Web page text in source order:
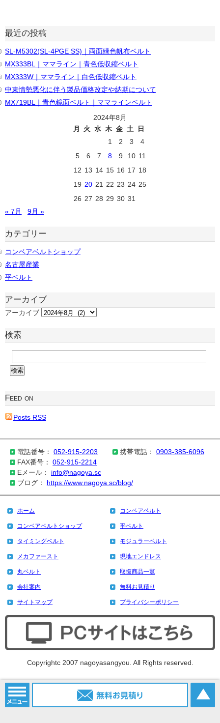
最近の投稿
SL-M5302(SL-4PGE SS)｜両面緑色帆布ベルト
MX333BL｜ママライン｜青色低収縮ベルト
MX333W｜ママライン｜白色低収縮ベルト
中東情勢悪化に伴う製品価格改定や納期について
MX719BL｜青色鏡面ベルト｜ママラインベルト
2024年8月
月
火 水 木 金 土
日
1
2 3
4
5
6 7 8 9 10 11
12 13 14 15 16 17 18
19 20 21 22 23 24 25
26 27 28 29 30 31
« 7月
9月 »
カテゴリー
コンベアベルトショップ
名古屋産業
平ベルト
アーカイブ
アーカイブ
検索
Feed on
Posts RSS
電話番号： 052-915-2203 携帯電話： 0903-385-6096
FAX番号： 052-915-2214
Eメール： info@nagoya.sc
ブログ： https://www.nagoya.sc/blog/
ホーム コンベアベルト
コンベアベルトショップ 平ベルト
タイミングベルト モジュラーベルト
メカファースト 現地エンドレス
丸ベルト 取扱商品一覧
会社案内 無料お見積り
サイトマップ プライバシーポリシー
Copyrightc 2007 nagoyasangyou. All Rights reserved.